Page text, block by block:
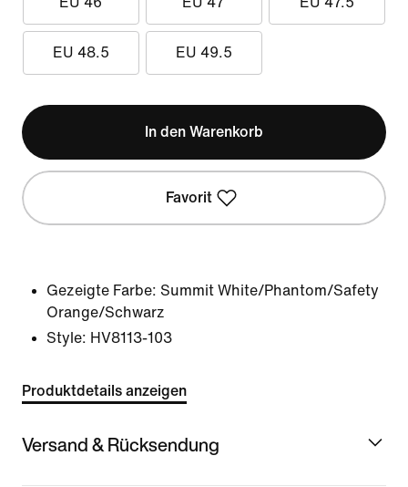
EU 48.5 EU 49.5
In den Warenkorb
Favorit
Gezeigte Farbe: Summit White/Phantom/Safety
Orange/Schwarz
Style: HV8113-103
Produktdetails anzeigen
Versand & Rücksendung